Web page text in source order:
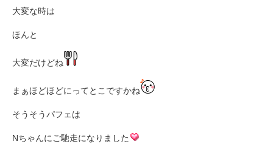
大変な時は
ほんと
大変だけどね
まぁほどほどにってとこですかね
そうそうパフェは
Nちゃんにご馳走になりました